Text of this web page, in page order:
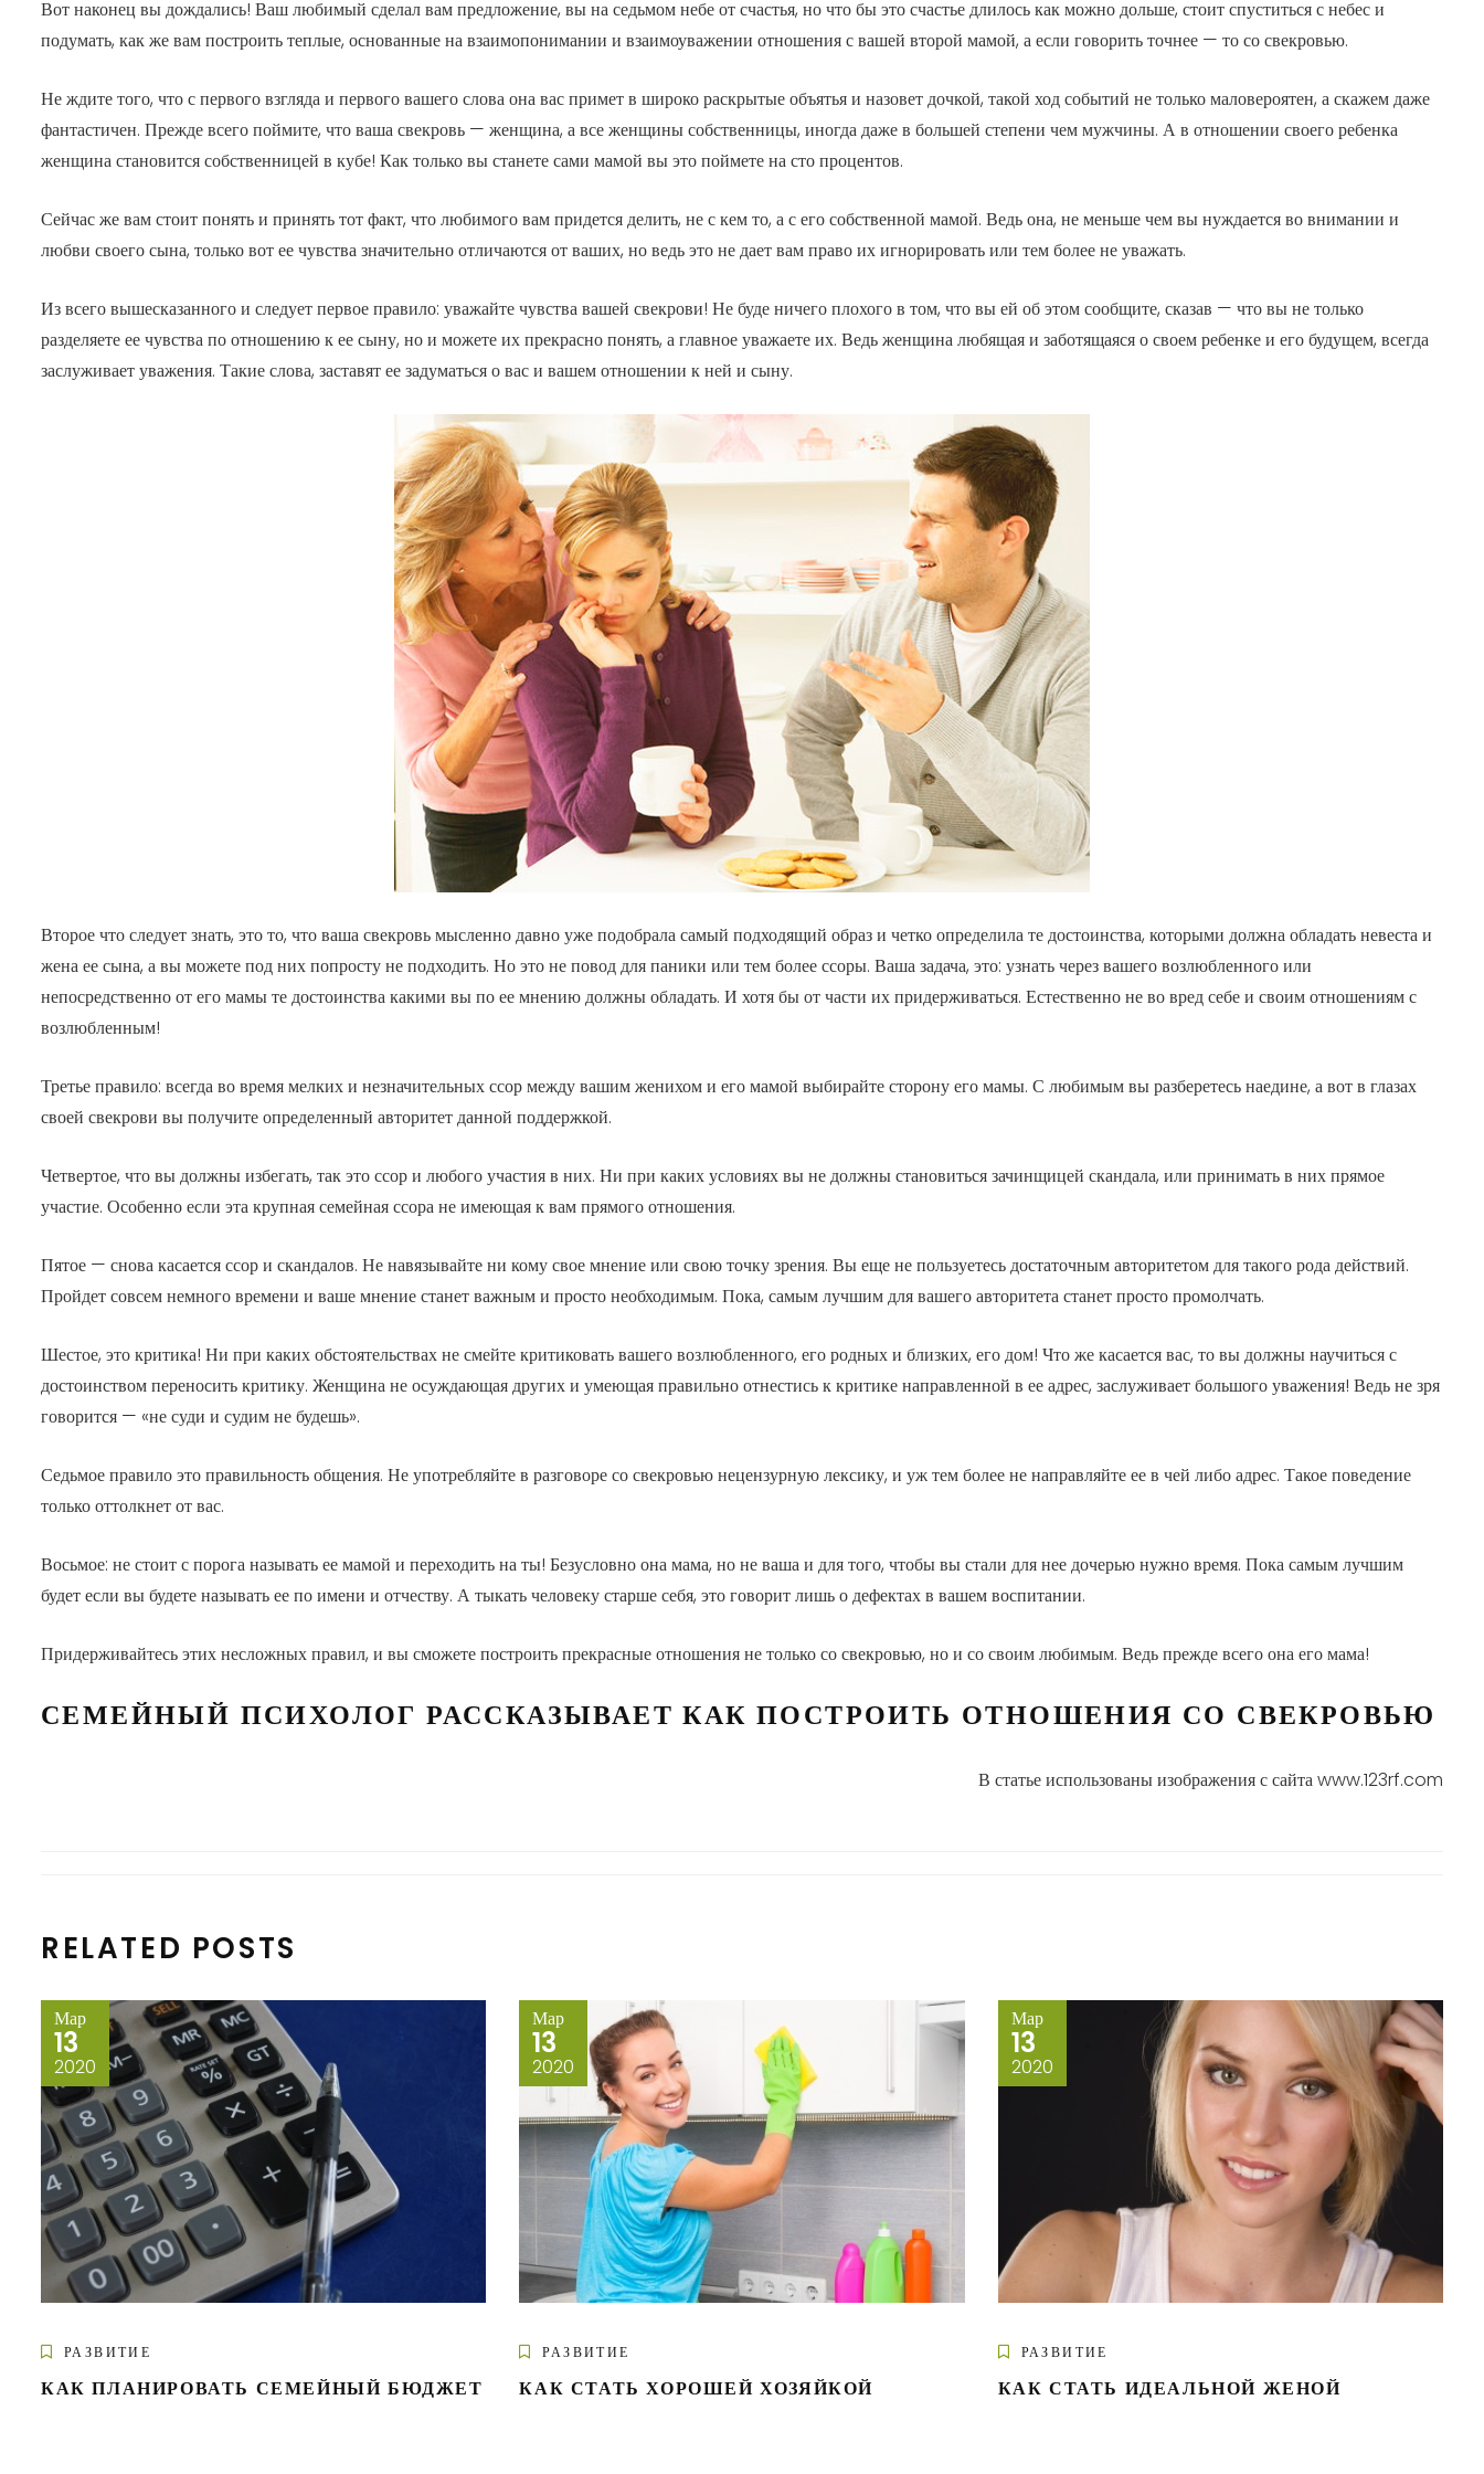
Вот наконец вы дождались! Ваш любимый сделал вам предложение, вы на седьмом небе от счастья, но что бы это счастье длилось как можно дольше, стоит спуститься с небес и
подумать, как же вам построить теплые, основанные на взаимопонимании и взаимоуважении отношения с вашей второй мамой, а если говорить точнее — то со свекровью.
Не ждите того, что с первого взгляда и первого вашего слова она вас примет в широко раскрытые объятья и назовет дочкой, такой ход событий не только маловероятен, а скажем даже
фантастичен. Прежде всего поймите, что ваша свекровь — женщина, а все женщины собственницы, иногда даже в большей степени чем мужчины. А в отношении своего ребенка
женщина становится собственницей в кубе! Как только вы станете сами мамой вы это поймете на сто процентов.
Сейчас же вам стоит понять и принять тот факт, что любимого вам придется делить, не с кем то, а с его собственной мамой. Ведь она, не меньше чем вы нуждается во внимании и
любви своего сына, только вот ее чувства значительно отличаются от ваших, но ведь это не дает вам право их игнорировать или тем более не уважать.
Из всего вышесказанного и следует первое правило: уважайте чувства вашей свекрови! Не буде ничего плохого в том, что вы ей об этом сообщите, сказав — что вы не только
разделяете ее чувства по отношению к ее сыну, но и можете их прекрасно понять, а главное уважаете их. Ведь женщина любящая и заботящаяся о своем ребенке и его будущем, всегда
заслуживает уважения. Такие слова, заставят ее задуматься о вас и вашем отношении к ней и сыну.
Второе что следует знать, это то, что ваша свекровь мысленно давно уже подобрала самый подходящий образ и четко определила те достоинства, которыми должна обладать невеста и
жена ее сына, а вы можете под них попросту не подходить. Но это не повод для паники или тем более ссоры. Ваша задача, это: узнать через вашего возлюбленного или
непосредственно от его мамы те достоинства какими вы по ее мнению должны обладать. И хотя бы от части их придерживаться. Естественно не во вред себе и своим отношениям с
возлюбленным!
Третье правило: всегда во время мелких и незначительных ссор между вашим женихом и его мамой выбирайте сторону его мамы. С любимым вы разберетесь наедине, а вот в глазах
своей свекрови вы получите определенный авторитет данной поддержкой.
Четвертое, что вы должны избегать, так это ссор и любого участия в них. Ни при каких условиях вы не должны становиться зачинщицей скандала, или принимать в них прямое
участие. Особенно если эта крупная семейная ссора не имеющая к вам прямого отношения.
Пятое — снова касается ссор и скандалов. Не навязывайте ни кому свое мнение или свою точку зрения. Вы еще не пользуетесь достаточным авторитетом для такого рода действий.
Пройдет совсем немного времени и ваше мнение станет важным и просто необходимым. Пока, самым лучшим для вашего авторитета станет просто промолчать.
Шестое, это критика! Ни при каких обстоятельствах не смейте критиковать вашего возлюбленного, его родных и близких, его дом! Что же касается вас, то вы должны научиться с
достоинством переносить критику. Женщина не осуждающая других и умеющая правильно отнестись к критике направленной в ее адрес, заслуживает большого уважения! Ведь не зря
говорится — «не суди и судим не будешь».
Седьмое правило это правильность общения. Не употребляйте в разговоре со свекровью нецензурную лексику, и уж тем более не направляйте ее в чей либо адрес. Такое поведение
только оттолкнет от вас.
Восьмое: не стоит с порога называть ее мамой и переходить на ты! Безусловно она мама, но не ваша и для того, чтобы вы стали для нее дочерью нужно время. Пока самым лучшим
будет если вы будете называть ее по имени и отчеству. А тыкать человеку старше себя, это говорит лишь о дефектах в вашем воспитании.
Придерживайтесь этих несложных правил, и вы сможете построить прекрасные отношения не только со свекровью, но и со своим любимым. Ведь прежде всего она его мама!
СЕМЕЙНЫЙ ПСИХОЛОГ РАССКАЗЫВАЕТ КАК ПОСТРОИТЬ ОТНОШЕНИЯ СО СВЕКРОВЬЮ
В статье использованы изображения с сайта www.123rf.com
RELATED POSTS
Мар
13
2020
РАЗВИТИЕ
КАК ПЛАНИРОВАТЬ СЕМЕЙНЫЙ БЮДЖЕТ
Мар
13
2020
РАЗВИТИЕ
КАК СТАТЬ ХОРОШЕЙ ХОЗЯЙКОЙ
Мар
13
2020
РАЗВИТИЕ
КАК СТАТЬ ИДЕАЛЬНОЙ ЖЕНОЙ